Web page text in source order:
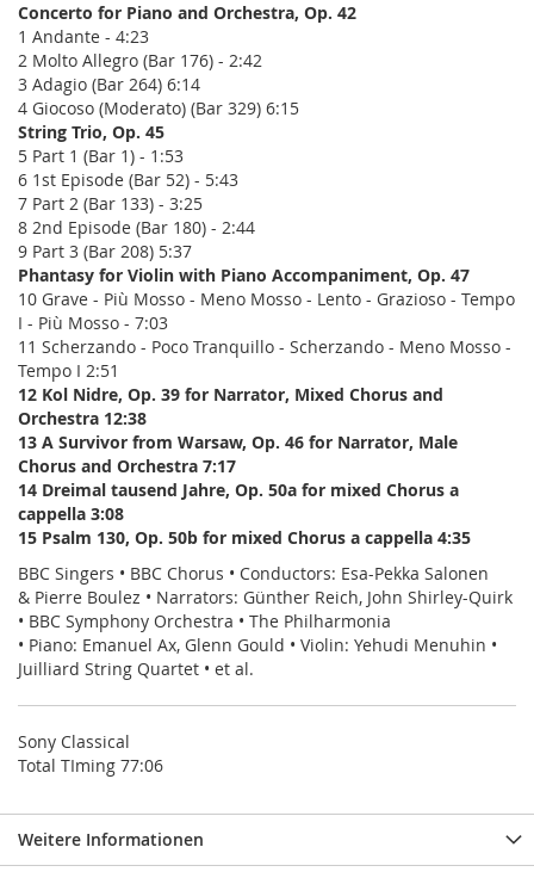
Concerto for Piano and Orchestra, Op. 42
1 Andante - 4:23
2 Molto Allegro (Bar 176) - 2:42
3 Adagio (Bar 264) 6:14
4 Giocoso (Moderato) (Bar 329) 6:15
String Trio, Op. 45
5 Part 1 (Bar 1) - 1:53
6 1st Episode (Bar 52) - 5:43
7 Part 2 (Bar 133) - 3:25
8 2nd Episode (Bar 180) - 2:44
9 Part 3 (Bar 208) 5:37
Phantasy for Violin with Piano Accompaniment, Op. 47
10 Grave - Più Mosso - Meno Mosso - Lento - Grazioso - Tempo
I - Più Mosso - 7:03
11 Scherzando - Poco Tranquillo - Scherzando - Meno Mosso -
Tempo I 2:51
12 Kol Nidre, Op. 39 for Narrator, Mixed Chorus and
Orchestra 12:38
13 A Survivor from Warsaw, Op. 46 for Narrator, Male
Chorus and Orchestra 7:17
14 Dreimal tausend Jahre, Op. 50a for mixed Chorus a
cappella 3:08
15 Psalm 130, Op. 50b for mixed Chorus a cappella 4:35
BBC Singers • BBC Chorus • Conductors: Esa-Pekka Salonen
& Pierre Boulez • Narrators: Günther Reich, John Shirley-Quirk
• BBC Symphony Orchestra • The Philharmonia
• Piano: Emanuel Ax, Glenn Gould • Violin: Yehudi Menuhin •
Juilliard String Quartet • et al.
Sony Classical
Total TIming 77:06
Weitere Informationen